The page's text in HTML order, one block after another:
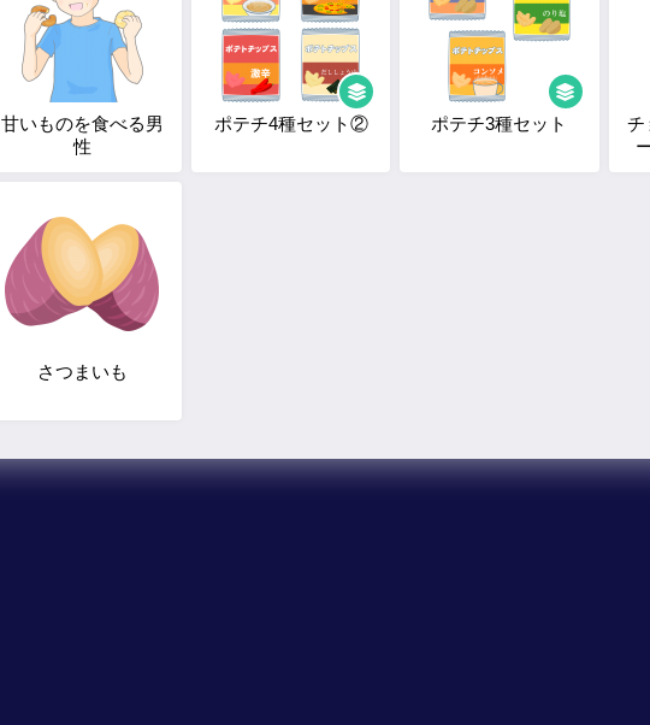
甘いものを食べる男
性
ポテチ4種セット② ポテチ3種セット
チ
さつまいも